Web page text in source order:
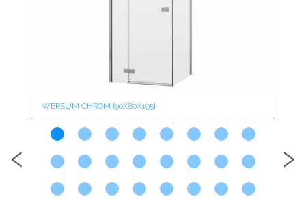
WERSUM CHROM [90X80X195]
‹ ›